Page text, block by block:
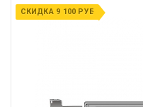
СКИДКА 9 100 РУБ